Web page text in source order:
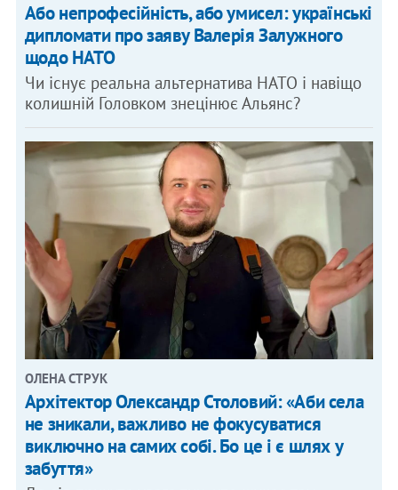
Або непрофесійність, або умисел: українські
дипломати про заяву Валерія Залужного
щодо НАТО
Чи існує реальна альтернатива НАТО і навіщо
колишній Головком знецінює Альянс?
ОЛЕНА СТРУК
Архітектор Олександр Столовий: «Аби села
не зникали, важливо не фокусуватися
виключно на самих собі. Бо це і є шлях у
забуття»